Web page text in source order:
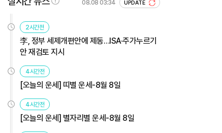
08.08 03:34 UPDATE
2시간전
李, 정부 세제개편안에 제동…ISA·주가누르기
안 재검토 지시
4시간전
[오늘의 운세] 띠별 운세-8월 8일
4시간전
[오늘의 운세] 별자리별 운세-8월 8일